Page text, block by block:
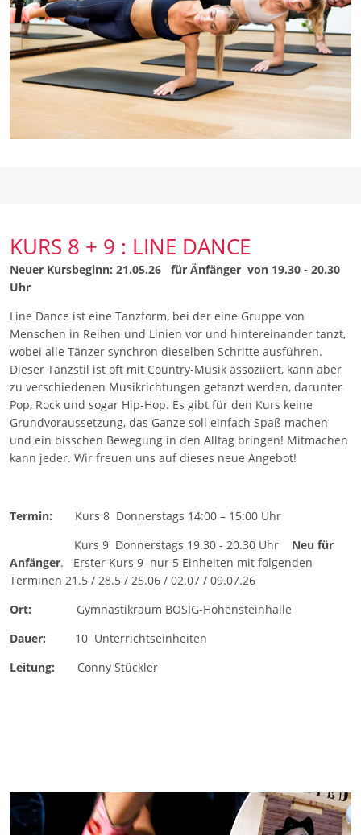
KURS 8 + 9 : LINE DANCE
Neuer Kursbeginn: 21.05.26 für Änfänger von 19.30 - 20.30
Uhr
Line Dance ist eine Tanzform, bei der eine Gruppe von
Menschen in Reihen und Linien vor und hintereinander tanzt,
wobei alle Tänzer synchron dieselben Schritte ausführen.
Dieser Tanzstil ist oft mit Country-Musik assoziiert, kann aber
zu verschiedenen Musikrichtungen getanzt werden, darunter
Pop, Rock und sogar Hip-Hop. Es gibt für den Kurs keine
Grundvoraussetzung, das Ganze soll einfach Spaß machen
und ein bisschen Bewegung in den Alltag bringen! Mitmachen
kann jeder. Wir freuen uns auf dieses neue Angebot!
Termin: Kurs 8 Donnerstags 14:00 – 15:00 Uhr
Kurs 9 Donnerstags 19.30 - 20.30 Uhr Neu für
Anfänger. Erster Kurs 9 nur 5 Einheiten mit folgenden
Terminen 21.5 / 28.5 / 25.06 / 02.07 / 09.07.26
Ort: Gymnastikraum BOSIG-Hohensteinhalle
Dauer: 10 Unterrichtseinheiten
Leitung: Conny Stückler